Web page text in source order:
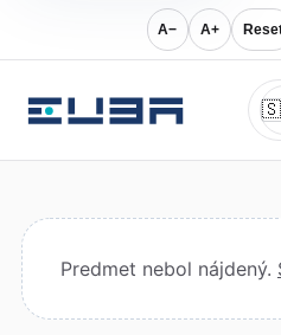
A− A+
Predmet nebol nájdený.